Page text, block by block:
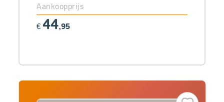
Aankoopprijs
€ 44,95